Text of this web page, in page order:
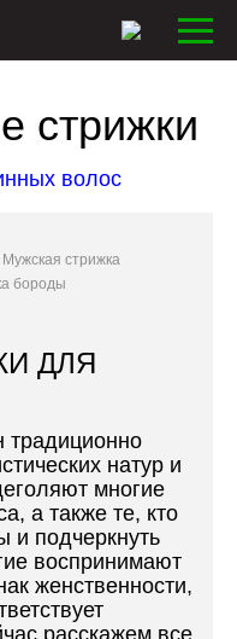
стрижки
Мужская стрижка
бороды
ДЛЯ
натур и
многие
а также те, кто
и подчеркнуть
воспринимают
женственности,